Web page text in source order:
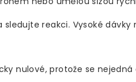
sledujte reakci. Vysoké dávky
nulové, protože se